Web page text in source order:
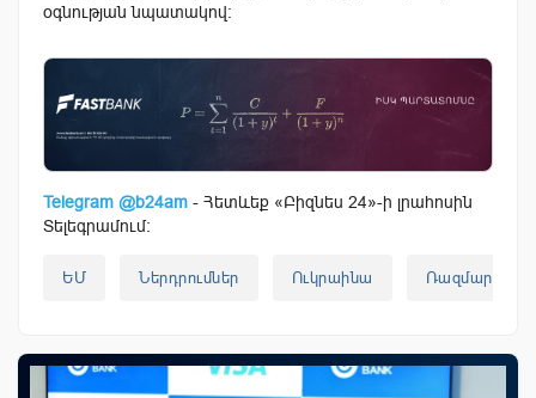
օգնության նպատակով։
Telegram @b24am - Հետևեք «Բիզնես 24»-ի լրահոսին
Տելեգրամում:
ԵՄ Ներդրումներ Ուկրաինա